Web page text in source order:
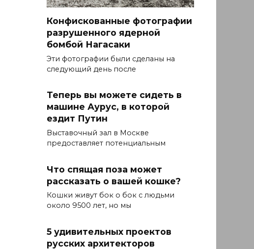
Конфискованные фотографии
разрушенного ядерной
бомбой Нагасаки
Эти фотографии были сделаны на
следующий день после
Теперь вы можете сидеть в
машине Аурус, в которой
ездит Путин
Выставочный зал в Москве
предоставляет потенциальным
Что спящая поза может
рассказать о вашей кошке?
Кошки живут бок о бок с людьми
около 9500 лет, но мы
5 удивительных проектов
русских архитекторов